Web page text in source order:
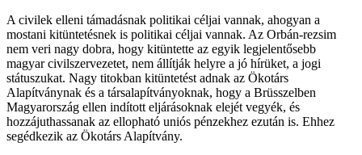
A civilek elleni támadásnak politikai céljai vannak, ahogyan a
mostani kitüntetésnek is politikai céljai vannak. Az Orbán-rezsim
nem veri nagy dobra, hogy kitüntette az egyik legjelentősebb
magyar civilszervezetet, nem állítják helyre a jó hírüket, a jogi
státuszukat. Nagy titokban kitüntetést adnak az Ökotárs
Alapítványnak és a társalapítványoknak, hogy a Brüsszelben
Magyarország ellen indított eljárásoknak elejét vegyék, és
hozzájuthassanak az ellopható uniós pénzekhez ezután is. Ehhez
segédkezik az Ökotárs Alapítvány.